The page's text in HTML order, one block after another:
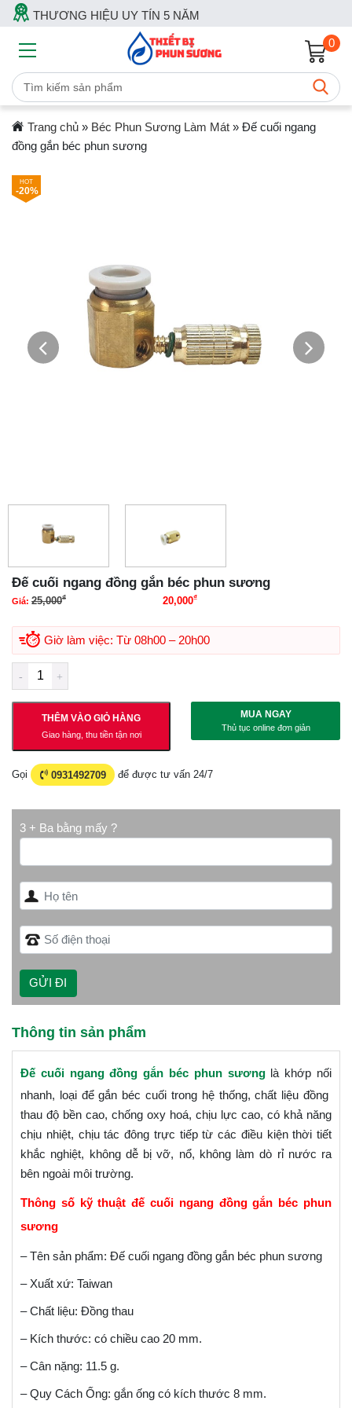
THƯƠNG HIỆU UY TÍN 5 NĂM
0
Trang chủ» Béc Phun Sương Làm Mát» Đế cuối ngang
đồng gắn béc phun sương
-20%
Đế cuối ngang đồng gắn béc phun sương
Giá: 25,000₫ 20,000₫Giá hiện tại là: 20,000₫.
Giờ làm việc: Từ 08h00 – 20h00
THÊM VÀO GIỎ HÀNG
Giao hàng, thu tiền tận nơi
MUA NGAY
Thủ tục online đơn giản
Gọi 0931492709 để được tư vấn 24/7
3 + Ba bằng mấy ?
Thông tin sản phẩm
Đế cuối ngang đồng gắn béc phun sươnglà khớp nối
nhanh, loại để gắn béc cuối trong hệ thống, chất liệu đồng
thau độ bền cao, chống oxy hoá, chịu lực cao, có khả năng
chịu nhiệt, chịu tác đông trực tiếp từ các điều kiện thời tiết
khắc nghiệt, không dễ bị vỡ, nổ, không làm dò rỉ nước ra
bên ngoài môi trường.
Thông số kỹ thuật đế cuối ngang đồng gắn béc phun
sương
– Tên sản phẩm: Đế cuối ngang đồng gắn béc phun sương
– Xuất xứ: Taiwan
– Chất liệu: Đồng thau
– Kích thước: có chiều cao 20 mm.
– Cân nặng: 11.5 g.
– Quy Cách Ống: gắn ống có kích thước 8 mm.